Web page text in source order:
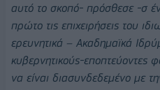
αυτό το σκοπό- πρόσθεσε -σ
πρώτο τις επιχειρήσεις του
ερευνητικά – Ακαδημαϊκά
κυβερνητικούς-εποπτεύοντες
να είναι διασυνδεδεμένο με